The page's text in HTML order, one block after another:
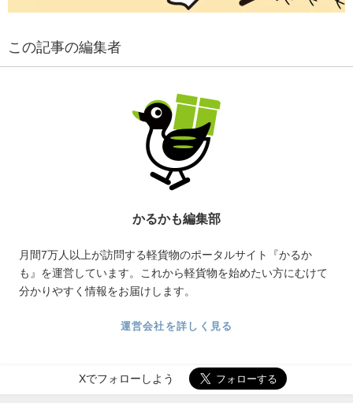
この記事の編集者
かるかも編集部
月間7万人以上が訪問する軽貨物のポータルサイト『かるか
も』を運営しています。これから軽貨物を始めたい方にむけて
分かりやすく情報をお届けします。
運営会社を詳しく見る
Xでフォローしよう